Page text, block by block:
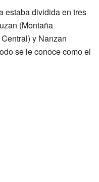
estaba dividida en tres
(Montaña
y Nanzan
se le conoce como el